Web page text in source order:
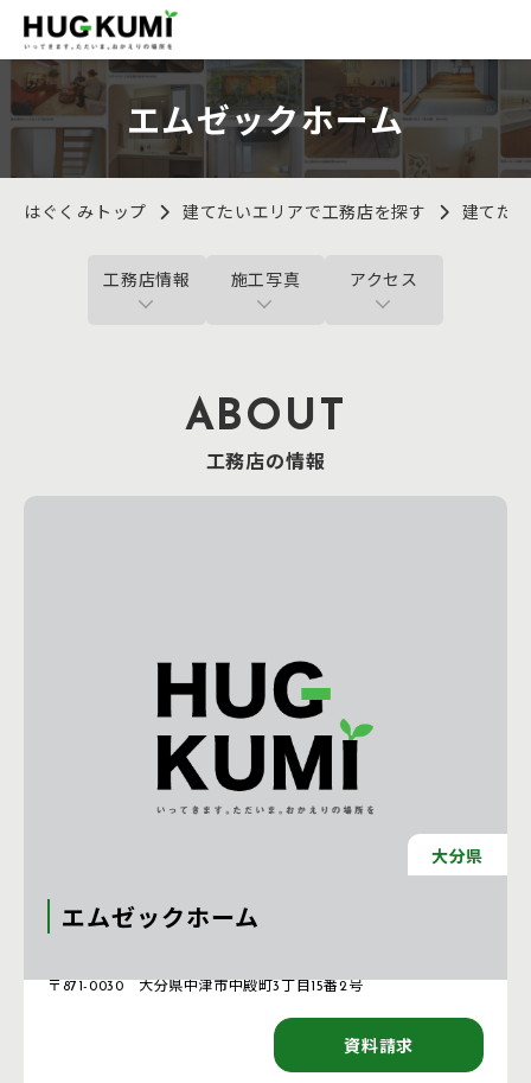
エムゼックホーム
はぐくみトップ 建てたいエリアで工務店を探す 建てた
工務店情報 施工写真 アクセス
ABOUT
工務店の情報
大分県
エムゼックホーム
〒871-0030 大分県中津市中殿町3丁目15番2号
資料請求